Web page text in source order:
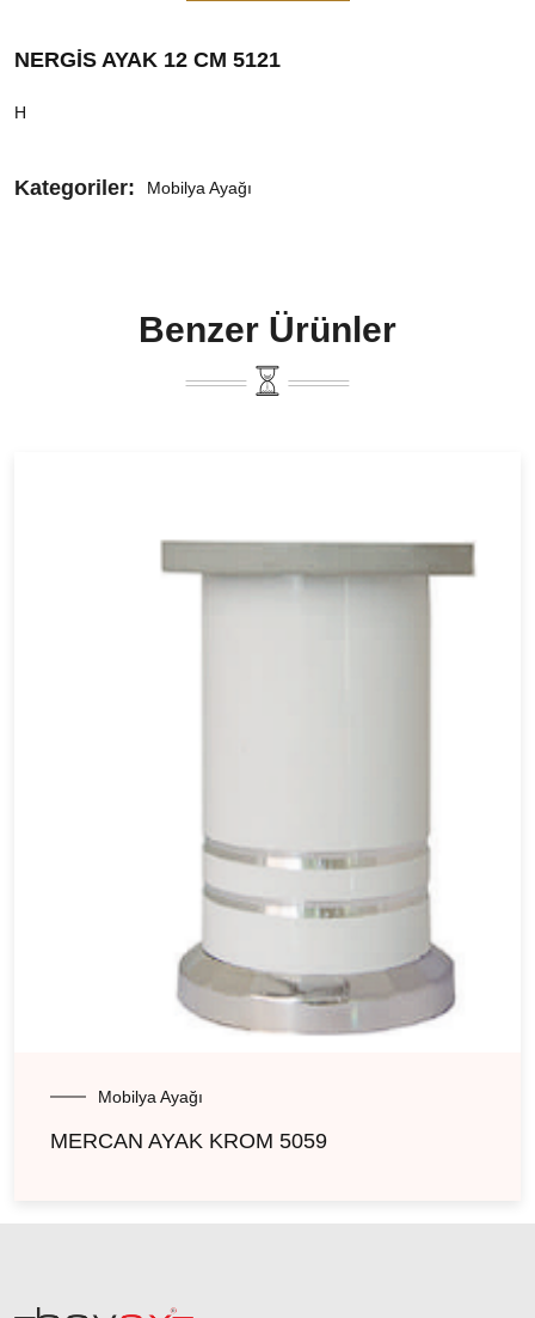
NERGİS AYAK 12 CM 5121
H
Kategoriler: Mobilya Ayağı
Benzer Ürünler
Mobilya Ayağı
MERCAN AYAK KROM 5059